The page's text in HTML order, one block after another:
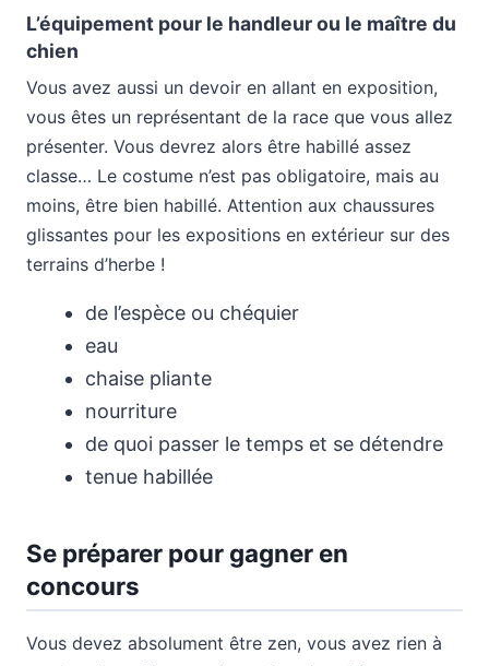
L’équipement pour le handleur ou le maître du
chien
Vous avez aussi un devoir en allant en exposition,
vous êtes un représentant de la race que vous allez
présenter. Vous devrez alors être habillé assez
classe… Le costume n’est pas obligatoire, mais au
moins, être bien habillé. Attention aux chaussures
glissantes pour les expositions en extérieur sur des
terrains d’herbe !
de l’espèce ou chéquier
eau
chaise pliante
nourriture
de quoi passer le temps et se détendre
tenue habillée
Se préparer pour gagner en
concours
Vous devez absolument être zen, vous avez rien à